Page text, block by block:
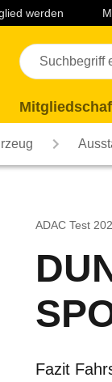
Fußzeile
werden
ADAC Test
Fazit